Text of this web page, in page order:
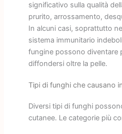
significativo sulla qualità
prurito, arrossamento,
In alcuni casi, soprattutto
sistema immunitario
fungine possono diventare
diffondersi oltre la pelle.
Tipi di funghi che causano
Diversi tipi di funghi
cutanee. Le categorie più